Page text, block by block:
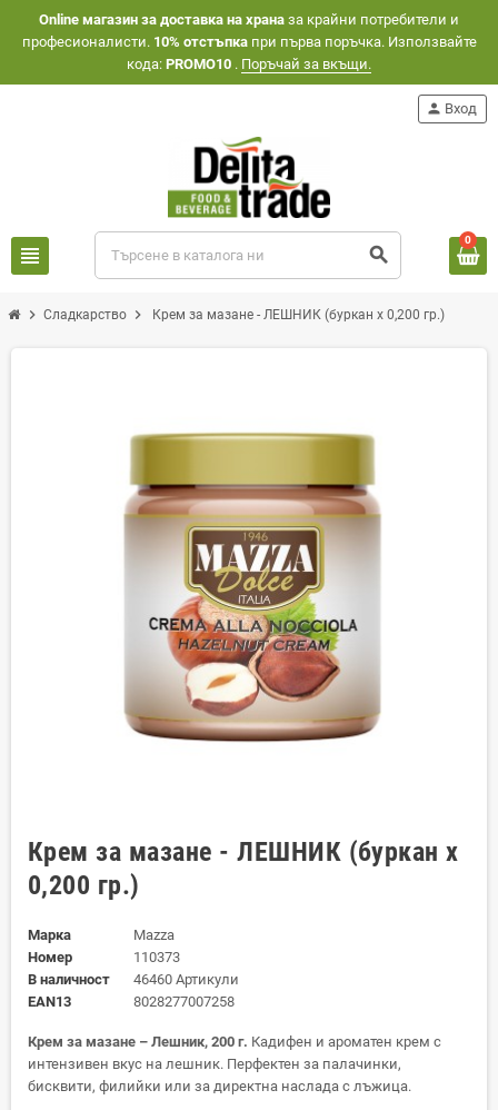
Оnline магазин за доставка на храна за крайни потребители и
професионалисти. 10% отстъпкапри първа поръчка. Използвайте
кода: PROMO10 . Поръчай за вкъщи.
view_headline search
person Вход
0
chevron_right Сладкарство chevron_right Крем за мазане - ЛЕШНИК (буркан х 0,200 гр.)
Крем за мазане - ЛЕШНИК (буркан х
0,200 гр.)
Марка
Mazza
Номер
110373
В наличност
46460 Артикули
EAN13
8028277007258
Крем за мазане – Лешник, 200 г. Кадифен и ароматен крем с
интензивен вкус на лешник. Перфектен за палачинки,
бисквити, филийки или за директна наслада с лъжица.